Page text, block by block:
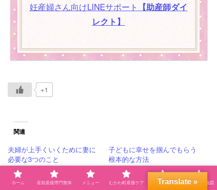
妊産婦さん向けLINEサポート 【助産師ダイ
レクト】
+1
関連
夫婦が上手くいくために妻に
必要な3つのこと
2021年8月4日
◆仲良し夫婦の秘訣
子どもに幸せを掴んでもらう
根本的な方法
2021年3月1日
◆子育て
ホーム 産前産後専門整体 メニュー むかわ町産後ケア プロフィール 自宅サロン地図
Translate »